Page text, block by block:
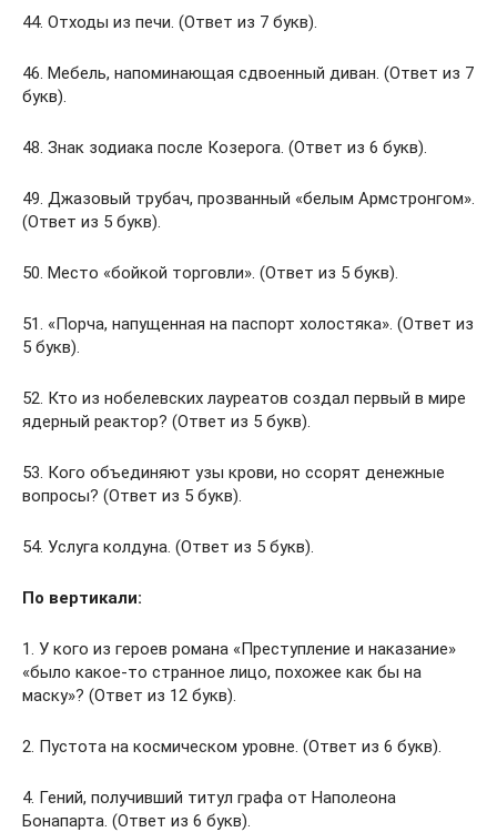
44. Отходы из печи. (Ответ из 7 букв).
46. Мебель, напоминающая сдвоенный диван. (Ответ из 7
букв).
48. Знак зодиака после Козерога. (Ответ из 6 букв).
49. Джазовый трубач, прозванный «белым Армстронгом».
(Ответ из 5 букв).
50. Место «бойкой торговли». (Ответ из 5 букв).
51. «Порча, напущенная на паспорт холостяка». (Ответ из
5 букв).
52. Кто из нобелевских лауреатов создал первый в мире
ядерный реактор? (Ответ из 5 букв).
53. Кого объединяют узы крови, но ссорят денежные
вопросы? (Ответ из 5 букв).
54. Услуга колдуна. (Ответ из 5 букв).
По вертикали:
1. У кого из героев романа «Преступление и наказание»
«было какое-то странное лицо, похожее как бы на
маску»? (Ответ из 12 букв).
2. Пустота на космическом уровне. (Ответ из 6 букв).
4. Гений, получивший титул графа от Наполеона
Бонапарта. (Ответ из 6 букв).